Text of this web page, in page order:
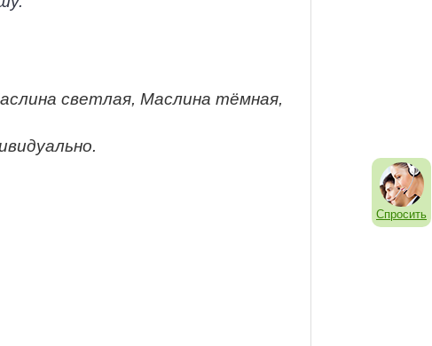
светлая, Маслина тёмная,
Спросить